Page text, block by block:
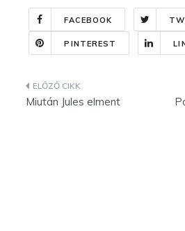
FACEBOOK
PINTEREST
Bejegyzés
Miután Jules elment